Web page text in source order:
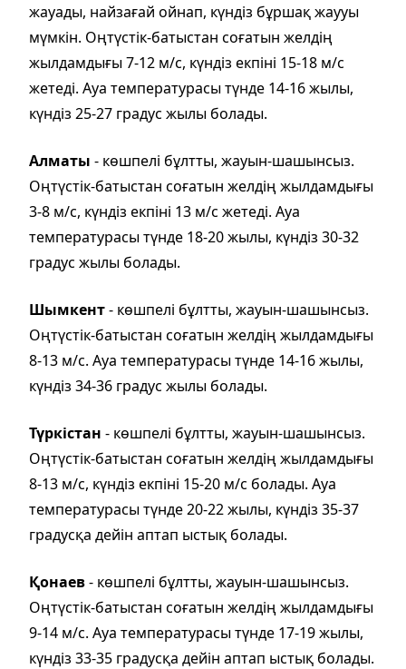
жауады, найзағай ойнап, күндіз бұршақ жаууы
мүмкін. Оңтүстік-батыстан соғатын желдің
жылдамдығы 7-12 м/с, күндіз екпіні 15-18 м/с
жетеді. Ауа температурасы түнде 14-16 жылы,
күндіз 25-27 градус жылы болады.
Алматы - көшпелі бұлтты, жауын-шашынсыз.
Оңтүстік-батыстан соғатын желдің жылдамдығы
3-8 м/с, күндіз екпіні 13 м/с жетеді. Ауа
температурасы түнде 18-20 жылы, күндіз 30-32
градус жылы болады.
Шымкент- көшпелі бұлтты, жауын-шашынсыз.
Оңтүстік-батыстан соғатын желдің жылдамдығы
8-13 м/с. Ауа температурасы түнде 14-16 жылы,
күндіз 34-36 градус жылы болады.
Түркістан - көшпелі бұлтты, жауын-шашынсыз.
Оңтүстік-батыстан соғатын желдің жылдамдығы
8-13 м/с, күндіз екпіні 15-20 м/с болады. Ауа
температурасы түнде 20-22 жылы, күндіз 35-37
градусқа дейін аптап ыстық болады.
Қонаев- көшпелі бұлтты, жауын-шашынсыз.
Оңтүстік-батыстан соғатын желдің жылдамдығы
9-14 м/с. Ауа температурасы түнде 17-19 жылы,
күндіз 33-35 градусқа дейін аптап ыстық болады.